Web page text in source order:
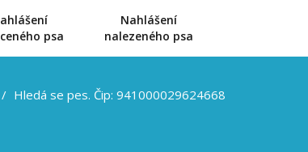
psa
Nahlášení
nalezeného psa
Hledá se pes. Čip: 941000029624668